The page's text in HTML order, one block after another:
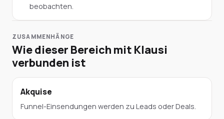
beobachten.
ZUSAMMENHÄNGE
Wie dieser Bereich mit Klausi
verbunden ist
Akquise
Funnel-Einsendungen werden zu Leads oder Deals.